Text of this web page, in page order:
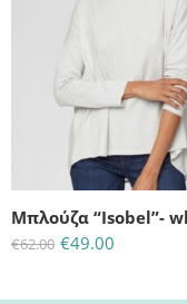
€62.00 €49.00
(M)-UK:12-EU:40